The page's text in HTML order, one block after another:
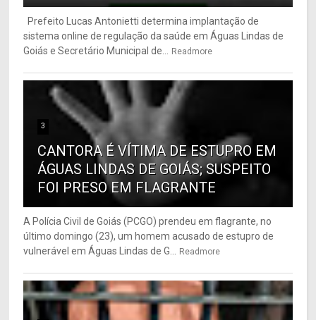
Prefeito Lucas Antonietti determina implantação de
sistema online de regulação da saúde em Águas Lindas de
Goiás e Secretário Municipal de... Readmore
3
CANTORA É VÍTIMA DE ESTUPRO EM
ÁGUAS LINDAS DE GOIÁS; SUSPEITO
FOI PRESO EM FLAGRANTE
A Polícia Civil de Goiás (PCGO) prendeu em flagrante, no
último domingo (23), um homem acusado de estupro de
vulnerável em Águas Lindas de G... Readmore